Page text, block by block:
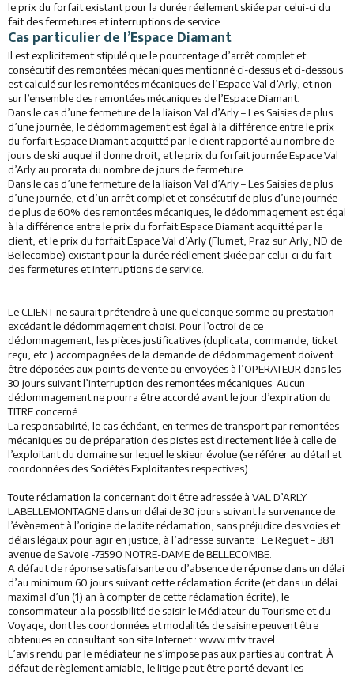
le prix du forfait existant pour la durée réellement skiée par celui-ci du
fait des fermetures et interruptions de service.
Cas particulier de l’Espace Diamant
Il est explicitement stipulé que le pourcentage d’arrêt complet et
consécutif des remontées mécaniques mentionné ci-dessus et ci-dessous
est calculé sur les remontées mécaniques de l’Espace Val d’Arly, et non
sur l’ensemble des remontées mécaniques de l’Espace Diamant.
Dans le cas d’une fermeture de la liaison Val d’Arly – Les Saisies de plus
d’une journée, le dédommagement est égal à la différence entre le prix
du forfait Espace Diamant acquitté par le client rapporté au nombre de
jours de ski auquel il donne droit, et le prix du forfait journée Espace Val
d’Arly au prorata du nombre de jours de fermeture.
Dans le cas d’une fermeture de la liaison Val d’Arly – Les Saisies de plus
d’une journée, et d’un arrêt complet et consécutif de plus d’une journée
de plus de 60% des remontées mécaniques, le dédommagement est égal
à la différence entre le prix du forfait Espace Diamant acquitté par le
client, et le prix du forfait Espace Val d’Arly (Flumet, Praz sur Arly, ND de
Bellecombe) existant pour la durée réellement skiée par celui-ci du fait
des fermetures et interruptions de service.
Le CLIENT ne saurait prétendre à une quelconque somme ou prestation
excédant le dédommagement choisi. Pour l’octroi de ce
dédommagement, les pièces justificatives (duplicata, commande, ticket
reçu, etc.) accompagnées de la demande de dédommagement doivent
être déposées aux points de vente ou envoyées à l’OPERATEUR dans les
30 jours suivant l’interruption des remontées mécaniques. Aucun
dédommagement ne pourra être accordé avant le jour d’expiration du
TITRE concerné.
La responsabilité, le cas échéant, en termes de transport par remontées
mécaniques ou de préparation des pistes est directement liée à celle de
l’exploitant du domaine sur lequel le skieur évolue (se référer au détail et
coordonnées des Sociétés Exploitantes respectives)
Toute réclamation la concernant doit être adressée à VAL D’ARLY
LABELLEMONTAGNE dans un délai de 30 jours suivant la survenance de
l’évènement à l’origine de ladite réclamation, sans préjudice des voies et
délais légaux pour agir en justice, à l’adresse suivante : Le Reguet – 381
avenue de Savoie -73590 NOTRE-DAME de BELLECOMBE.
A défaut de réponse satisfaisante ou d’absence de réponse dans un délai
d’au minimum 60 jours suivant cette réclamation écrite (et dans un délai
maximal d’un (1) an à compter de cette réclamation écrite), le
consommateur a la possibilité de saisir le Médiateur du Tourisme et du
Voyage, dont les coordonnées et modalités de saisine peuvent être
obtenues en consultant son site Internet : www.mtv.travel
L’avis rendu par le médiateur ne s’impose pas aux parties au contrat. À
défaut de règlement amiable, le litige peut être porté devant les